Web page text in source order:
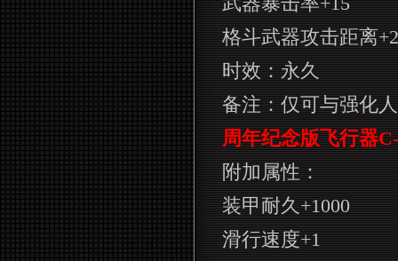
格斗武器攻击距离+2
时效：永久
备注：仅可与强化
周年纪念版飞行器C-
附加属性：
装甲耐久+1000
滑行速度+1